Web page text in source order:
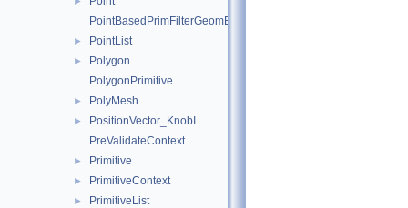
PointBasedPrimFilterGeomEngineI
► PointList
►
Polygon
PolygonPrimitive
► PolyMesh
►
PositionVector_KnobI
PreValidateContext
► Primitive
► PrimitiveContext
► PrimitiveList